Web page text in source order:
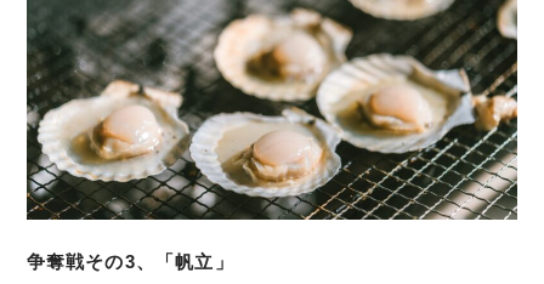
争奪戦その3、「帆立」